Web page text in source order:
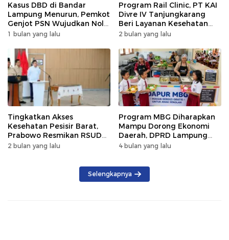
Kasus DBD di Bandar
Lampung Menurun, Pemkot
Genjot PSN Wujudkan Nol
Kematian
1 bulan yang lalu
Program Rail Clinic, PT KAI
Divre IV Tanjungkarang
Beri Layanan Kesehatan
Gratis 250 Warga
2 bulan yang lalu
Tingkatkan Akses
Kesehatan Pesisir Barat,
Prabowo Resmikan RSUD
KH Muhammad Thohir
2 bulan yang lalu
Program MBG Diharapkan
Mampu Dorong Ekonomi
Daerah, DPRD Lampung
Tekankan Pemanfaatan
4 bulan yang lalu
Selengkapnya